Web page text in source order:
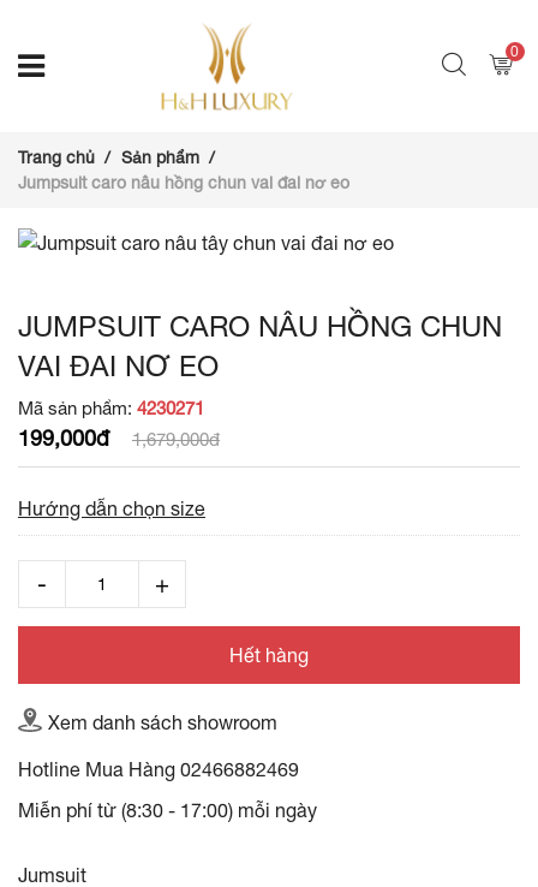
0
Trang chủ
Sản phẩm
Jumpsuit caro nâu hồng chun vai đai nơ eo
JUMPSUIT CARO NÂU HỒNG CHUN
VAI ĐAI NƠ EO
Mã sản phẩm: 4230271
199,000đ 1,679,000đ
Hướng dẫn chọn size
Hết hàng
Xem danh sách showroom
Hotline Mua Hàng 02466882469
Miễn phí từ (8:30 - 17:00) mỗi ngày
Jumsuit